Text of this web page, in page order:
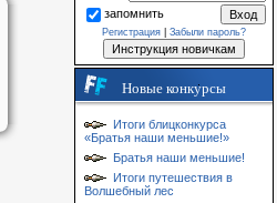
запомнить
Регистрация Забыли пароль?
Новые конкурсы
Итоги блицконкурса
«Братья наши меньшие!»
Братья наши меньшие!
Итоги путешествия в
Волшебный лес